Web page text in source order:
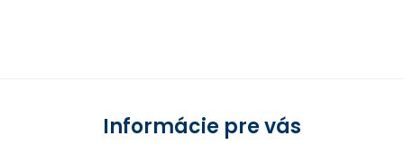
Informácie pre vás